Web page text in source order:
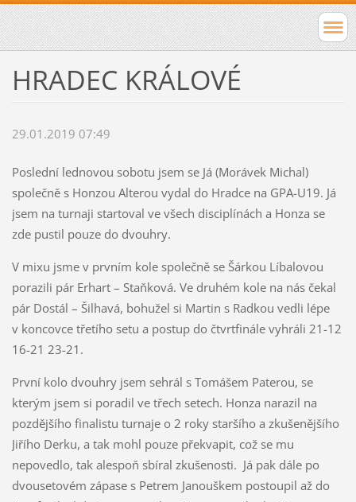
HRADEC KRÁLOVÉ
29.01.2019 07:49
Poslední lednovou sobotu jsem se Já (Morávek Michal)
společně s Honzou Alterou vydal do Hradce na GPA-U19. Já
jsem na turnaji startoval ve všech disciplínách a Honza se
zde pustil pouze do dvouhry.
V mixu jsme v prvním kole společně se Šárkou Líbalovou
porazili pár Erhart – Staňková. Ve druhém kole na nás čekal
pár Dostál – Šilhavá, bohužel si Martin s Radkou vedli lépe
v koncovce třetího setu a postup do čtvrtfinále vyhráli 21-12
16-21 23-21.
První kolo dvouhry jsem sehrál s Tomášem Paterou, se
kterým jsem si poradil ve třech setech. Honza narazil na
pozdějšího finalistu turnaje o 2 roky staršího a zkušenějšího
Jiřího Derku, a tak mohl pouze překvapit, což se mu
nepovedlo, tak alespoň sbíral zkušenosti. Já pak dále po
dvousetovém zápase s Petrem Janouškem postoupil až do